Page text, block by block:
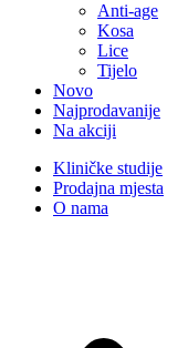
Anti-age
Kosa
Lice
Tijelo
Novo
Najprodavanije
Na akciji
Kliničke studije
Prodajna mjesta
O nama